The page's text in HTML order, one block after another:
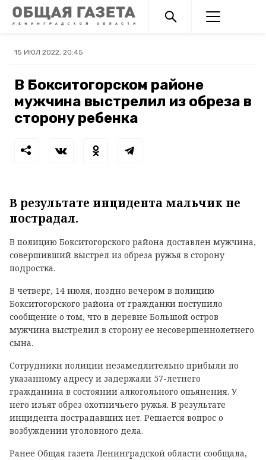
15 ИЮЛ 2022, 20:45
В Бокситогорском районе
мужчина выстрелил из обреза в
сторону ребенка
В результате инцидента мальчик не
пострадал.
В полицию Бокситогорского района доставлен мужчина,
совершивший выстрел из обреза ружья в сторону
подростка.
В четверг, 14 июля, поздно вечером в полицию
Бокситогорского района от гражданки поступило
сообщение о том, что в деревне Большой остров
мужчина выстрелил в сторону ее несовершеннолетнего
сына.
Сотрудники полиции незамедлительно прибыли по
указанному адресу и задержали 57-летнего
гражданина в состоянии алкогольного опьянения. У
него изъят обрез охотничьего ружья. В результате
инцидента пострадавших нет. Решается вопрос о
возбуждении уголовного дела.
Ранее Общая газета Ленинградской области сообщала,